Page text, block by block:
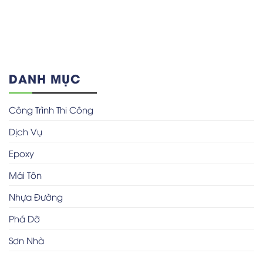
DANH MỤC
Công Trình Thi Công
Dịch Vụ
Epoxy
Mái Tôn
Nhựa Đường
Phá Dỡ
Sơn Nhà